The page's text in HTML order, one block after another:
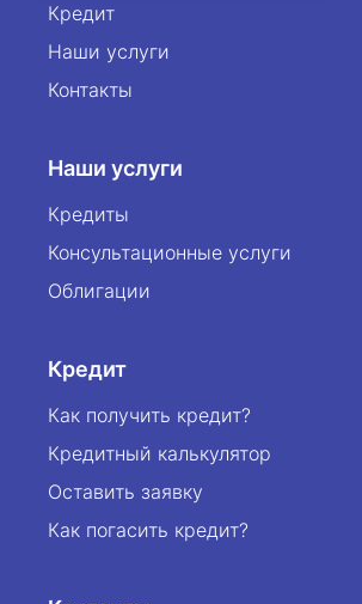
Кредит
Наши услуги
Контакты
Наши услуги
Кредиты
Консультационные услуги
Облигации
Кредит
Как получить кредит?
Кредитный калькулятор
Оставить заявку
Как погасить кредит?